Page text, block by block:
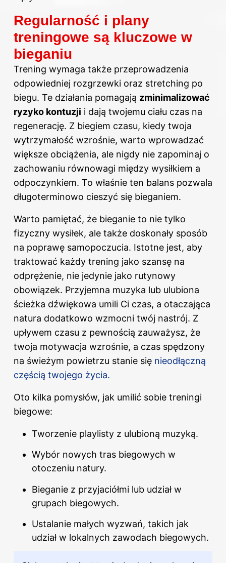
Regularność i plany
treningowe są kluczowe w
bieganiu
Trening wymaga także przeprowadzenia
odpowiedniej rozgrzewki oraz stretching po
biegu. Te działania pomagają zminimalizować
ryzyko kontuzji i dają twojemu ciału czas na
regenerację. Z biegiem czasu, kiedy twoja
wytrzymałość wzrośnie, warto wprowadzać
większe obciążenia, ale nigdy nie zapominaj o
zachowaniu równowagi między wysiłkiem a
odpoczynkiem. To właśnie ten balans pozwala
długoterminowo cieszyć się bieganiem.
Warto pamiętać, że bieganie to nie tylko
fizyczny wysiłek, ale także doskonały sposób
na poprawę samopoczucia. Istotne jest, aby
traktować każdy trening jako szansę na
odprężenie, nie jedynie jako rutynowy
obowiązek. Przyjemna muzyka lub ulubiona
ścieżka dźwiękowa umili Ci czas, a otaczająca
natura dodatkowo wzmocni twój nastrój. Z
upływem czasu z pewnością zauważysz, że
twoja motywacja wzrośnie, a czas spędzony
na świeżym powietrzu stanie się nieodłączną
częścią twojego życia.
Oto kilka pomysłów, jak umilić sobie treningi
biegowe:
Tworzenie playlisty z ulubioną muzyką.
Wybór nowych tras biegowych w
otoczeniu natury.
Bieganie z przyjaciółmi lub udział w
grupach biegowych.
Ustalanie małych wyzwań, takich jak
udział w lokalnych zawodach biegowych.